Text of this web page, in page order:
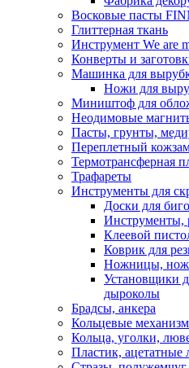
Восковые пасты
Глиттерная ткань
Инструмент We are
Конверты и
Машинка для
Ножи для
Миништоф для
Неодимовые
Пасты, грунты,
Переплетный
Термотрансферная
Трафареты
Инструменты для
Доски для
Инструменты,
Клеевой
Коврик для
Ножницы,
Установщики
дыроколы
Брадсы, анкера
Кольцевые
Кольца, уголки,
Пластик, ацетатные